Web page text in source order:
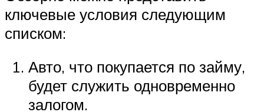
ключевые условия следующим
списком:
Авто, что покупается по займу,
будет служить одновременно
залогом.